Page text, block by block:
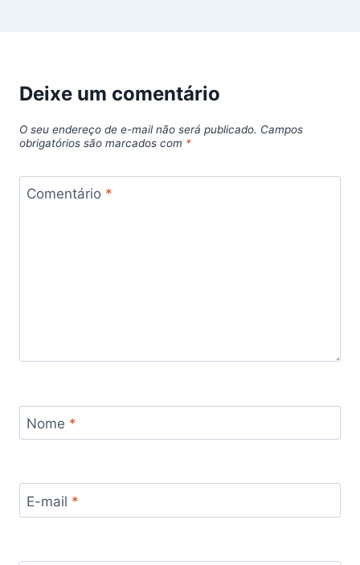
Deixe um comentário
O seu endereço de e-mail não será publicado. Campos
obrigatórios são marcados com *
Comentário *
Nome *
E-mail *